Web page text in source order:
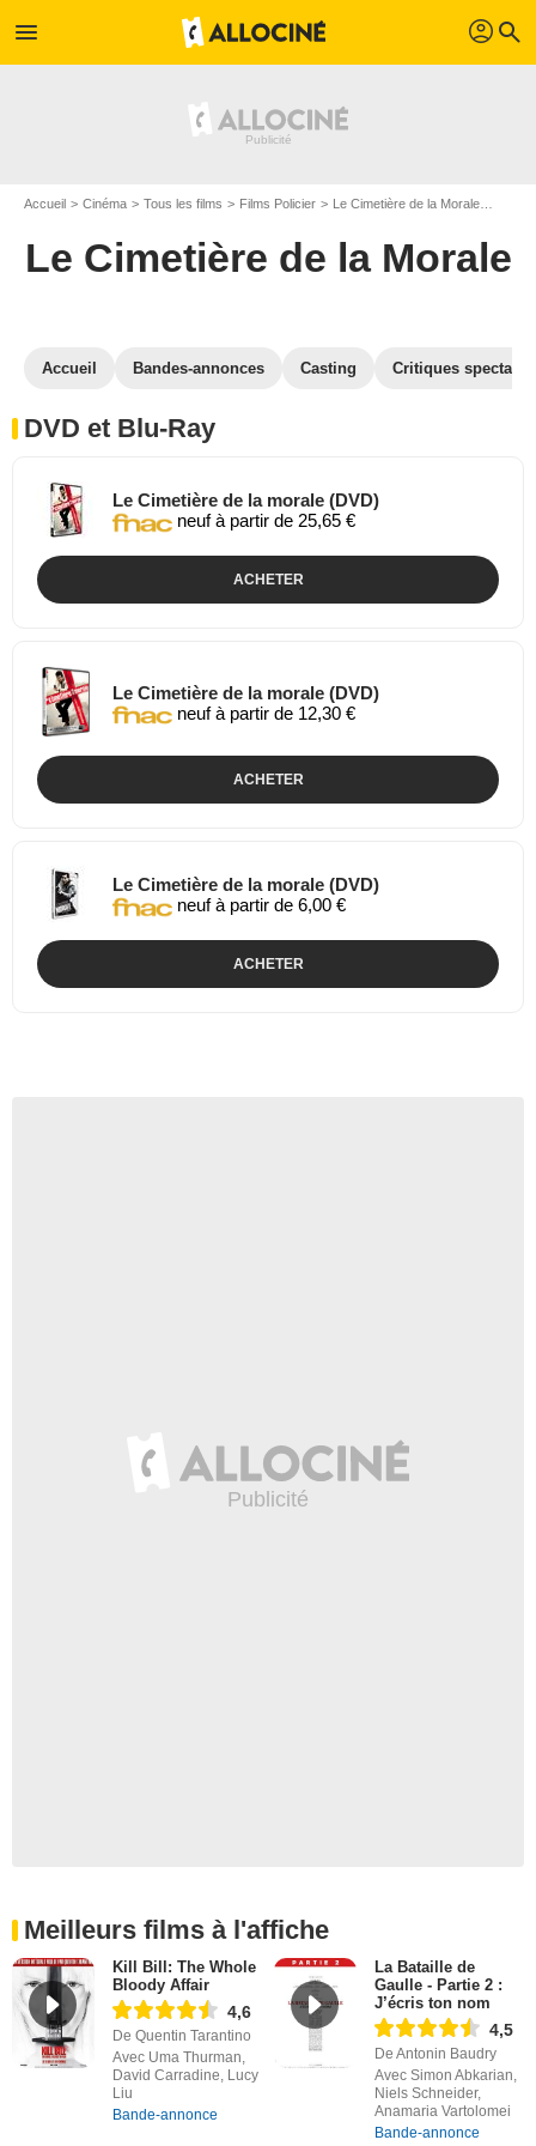
menu profil search
Accueil Cinéma Tous les films Films Policier Le Cimetière de la Morale
Le Cimetière de la Morale
Accueil Bandes-annonces Casting Critiques
DVD et Blu-Ray
Le Cimetière de la morale (DVD)
neuf à partir de 25,65 €
ACHETER
Le Cimetière de la morale (DVD)
neuf à partir de 12,30 €
ACHETER
Le Cimetière de la morale (DVD)
neuf à partir de 6,00 €
ACHETER
Meilleurs films à l'affiche
Kill Bill: The Whole
Bloody Affair
4,6
De Quentin Tarantino
Avec Uma Thurman,
David Carradine, Lucy
Liu
Bande-annonce
La Bataille de
Gaulle - Partie 2 :
J’écris ton nom
4,5
De Antonin Baudry
Avec Simon Abkarian,
Niels Schneider,
Anamaria Vartolomei
Bande-annonce